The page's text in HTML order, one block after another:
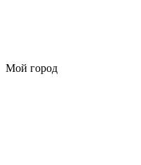
Мой город